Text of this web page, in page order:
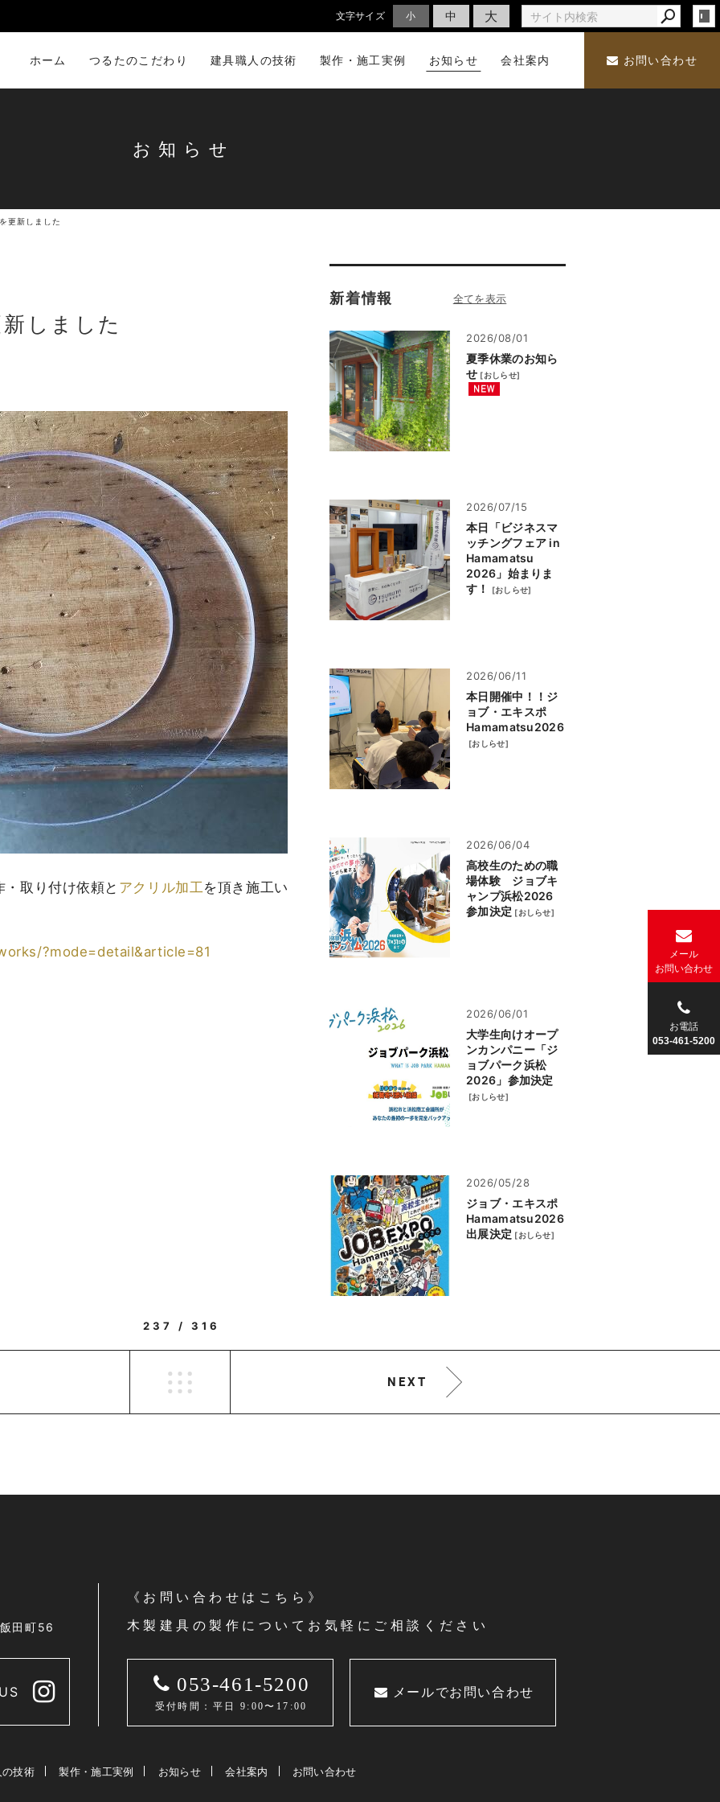
文字サイズ 小 中 大
ホーム つるたのこだわり 建具職人の技術 製作・施工実例 お知らせ 会社案内 お問い合わせ
メール
お問い合わせ
お電話
053-461-5200
お知らせ
更新しました
しました
取り付け依頼と アクリル加工 を頂き施工い
?mode=detail&article=81
新着情報
2026/08/01
夏季休業のお知ら
せ [おしらせ]
2026/07/15
本日「ビジネスマ
ッチングフェア in
Hamamatsu
2026」始まりま
す！
[おしらせ]
2026/06/11
本日開催中！！ジ
ョブ・エキスポ
Hamamatsu2026
[おしらせ]
2026/06/04
高校生のための職
場体験 ジョブキ
ャンプ浜松2026
参加決定 [おしらせ]
2026/06/01
大学生向けオープ
ンカンパニー「ジ
ョブパーク浜松
2026」参加決定
[おしらせ]
2026/05/28
ジョブ・エキスポ
Hamamatsu2026
出展決定 [おしらせ]
237 / 316
NEXT
田町56
《お問い合わせはこちら》
木製建具の製作についてお気軽にご相談ください
053-461-5200
受付時間：平日 9:00〜17:00
メールでお問い合わせ
技術 製作・施工実例 お知らせ 会社案内 お問い合わせ